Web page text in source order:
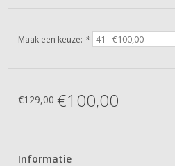
Maak een keuze: *
€129,00 €100,00
Informatie